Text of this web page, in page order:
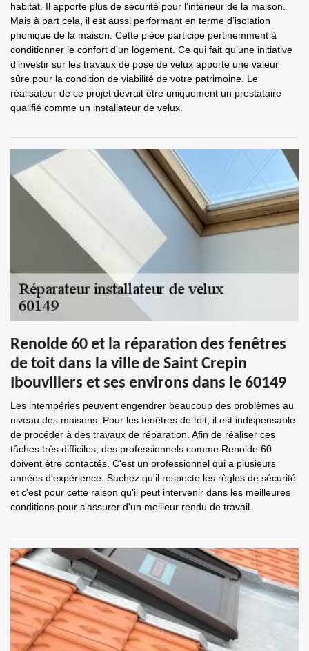
habitat. Il apporte plus de sécurité pour l’intérieur de la maison.
Mais à part cela, il est aussi performant en terme d’isolation
phonique de la maison. Cette pièce participe pertinemment à
conditionner le confort d’un logement. Ce qui fait qu’une initiative
d’investir sur les travaux de pose de velux apporte une valeur
sûre pour la condition de viabilité de votre patrimoine. Le
réalisateur de ce projet devrait être uniquement un prestataire
qualifié comme un installateur de velux.
Renolde 60 et la réparation des fenêtres
de toit dans la ville de Saint Crepin
Ibouvillers et ses environs dans le 60149
Les intempéries peuvent engendrer beaucoup des problèmes au
niveau des maisons. Pour les fenêtres de toit, il est indispensable
de procéder à des travaux de réparation. Afin de réaliser ces
tâches très difficiles, des professionnels comme Renolde 60
doivent être contactés. C'est un professionnel qui a plusieurs
années d'expérience. Sachez qu'il respecte les règles de sécurité
et c'est pour cette raison qu'il peut intervenir dans les meilleures
conditions pour s'assurer d'un meilleur rendu de travail.